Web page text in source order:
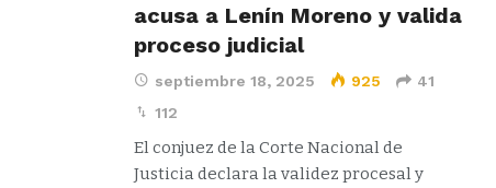
acusa a Lenín Moreno y valida
proceso judicial
septiembre 18, 2025 925
41
112
El conjuez de la Corte Nacional de
Justicia declara la validez procesal y